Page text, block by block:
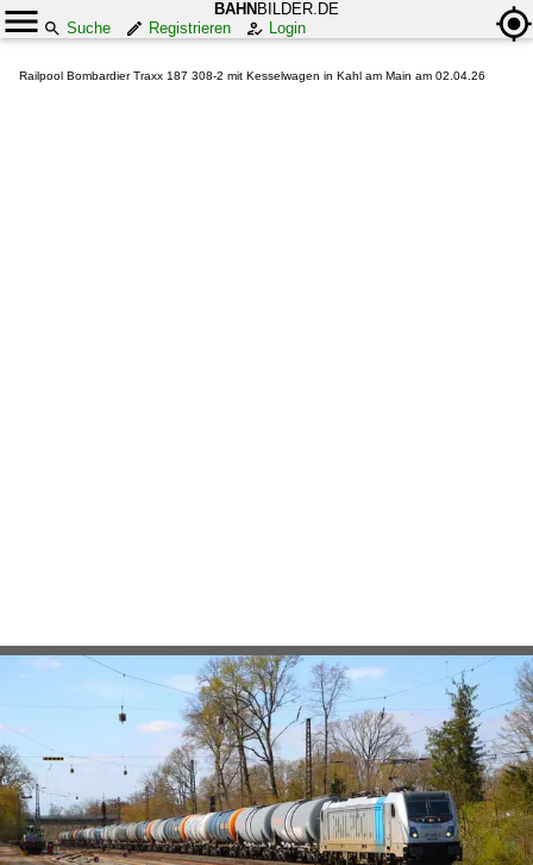
BAHN BILDER.DE
Suche
Registrieren Login
Railpool Bombardier Traxx 187 308-2 mit Kesselwagen in Kahl am Main am 02.04.26